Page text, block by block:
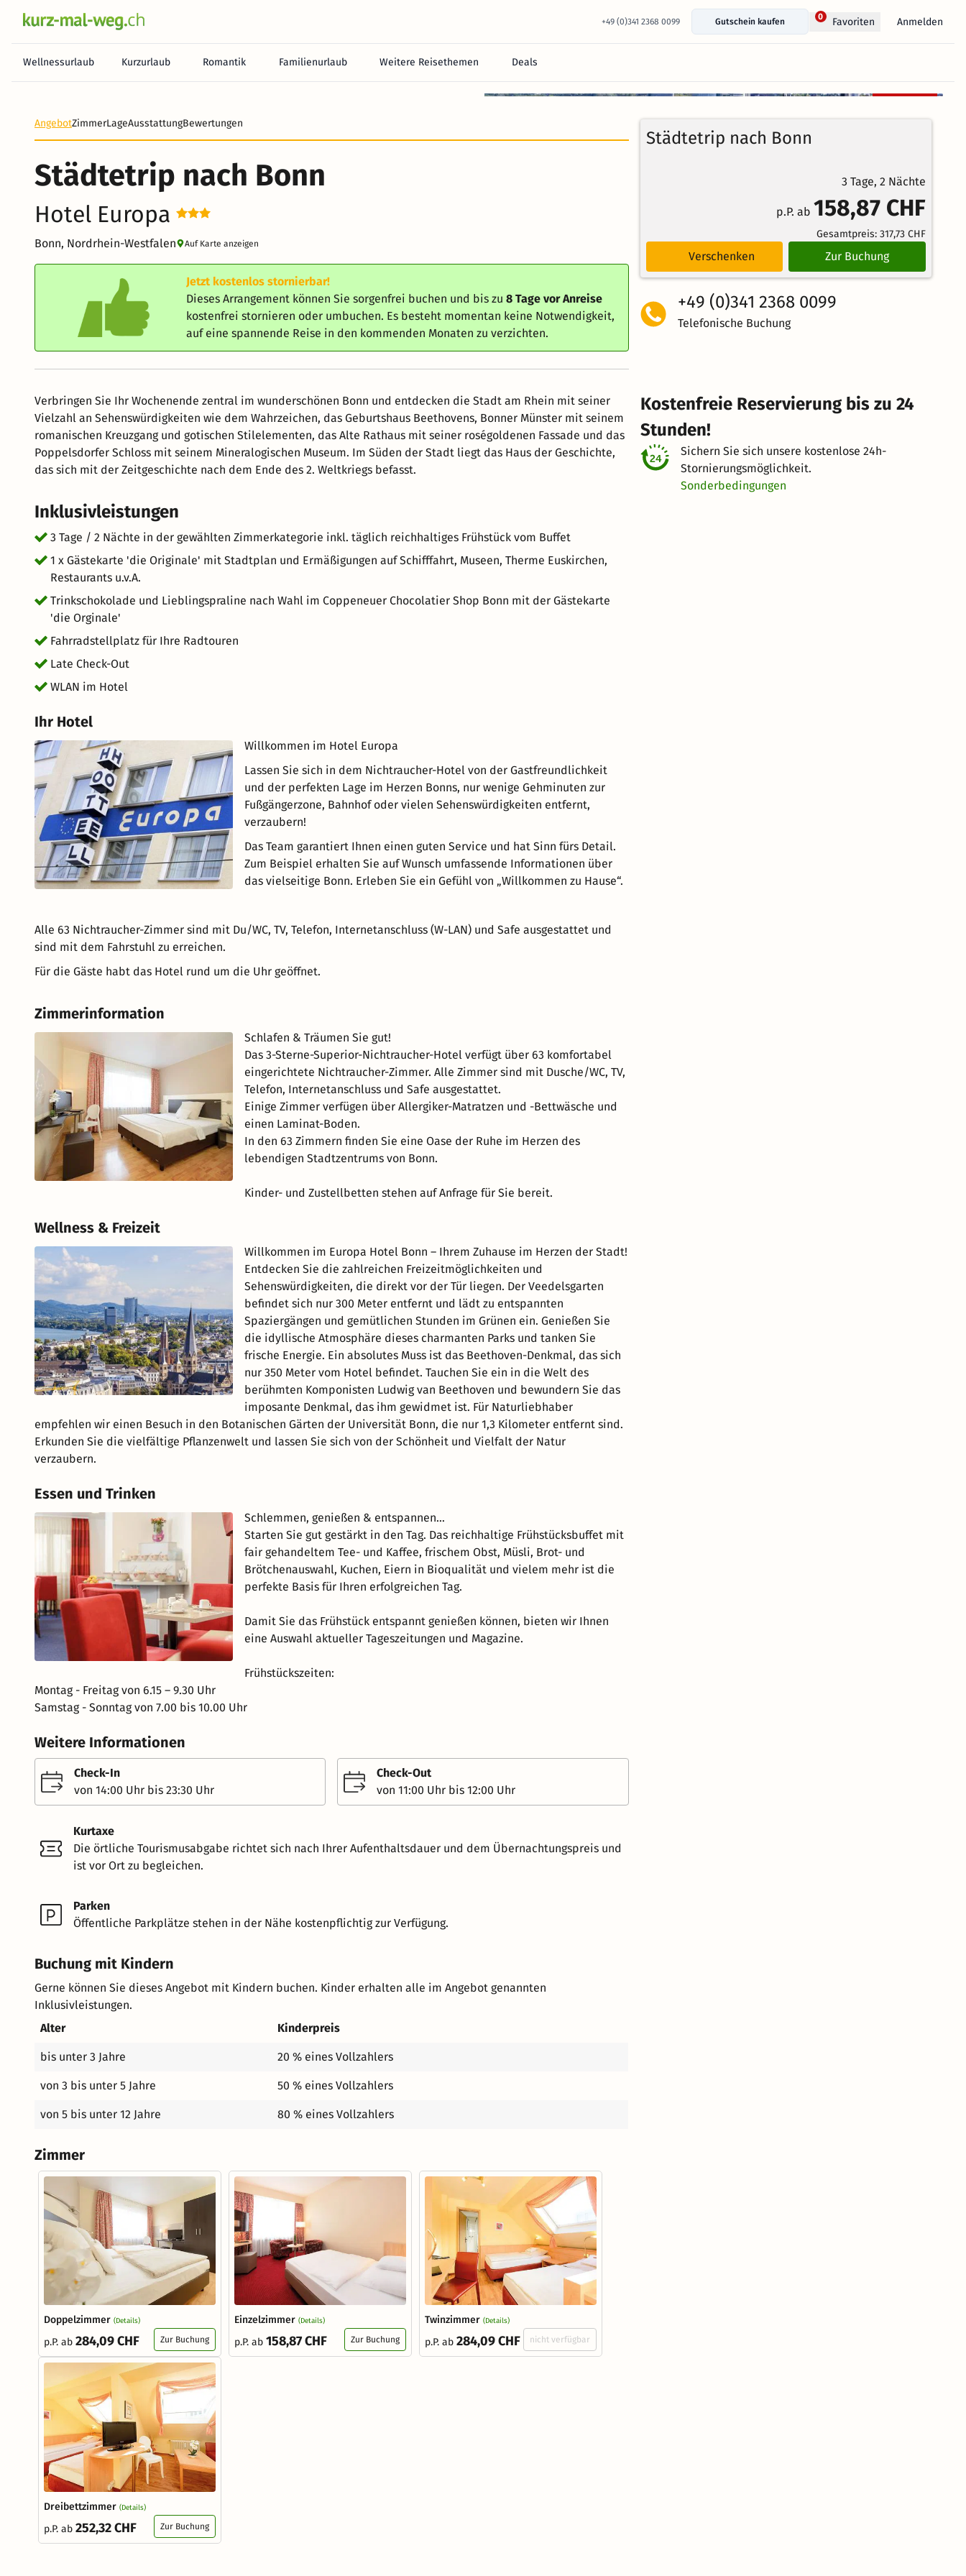
+49 (0)341 2368 0099 Gutschein kaufen
0 Favoriten Anmelden
Wellnessurlaub Kurzurlaub Romantik Familienurlaub Weitere Reisethemen Deals
100%
Bewertungen
stornierbar
AngebotZimmerLageAusstattungBewertungen
Städtetrip nach Bonn
Hotel Europa
Bonn, Nordrhein-Westfalen Auf Karte anzeigen
Jetzt kostenlos stornierbar!
Dieses Arrangement können Sie sorgenfrei buchen und bis zu8 Tage vor Anreise
kostenfrei stornieren oder umbuchen. Es besteht momentan keine Notwendigkeit,
auf eine spannende Reise in den kommenden Monaten zu verzichten.
Verbringen Sie Ihr Wochenende zentral im wunderschönen Bonn und entdecken die Stadt am Rhein mit seiner
Vielzahl an Sehenswürdigkeiten wie dem Wahrzeichen, das Geburtshaus Beethovens, Bonner Münster mit seinem
romanischen Kreuzgang und gotischen Stilelementen, das Alte Rathaus mit seiner roségoldenen Fassade und das
Poppelsdorfer Schloss mit seinem Mineralogischen Museum. Im Süden der Stadt liegt das Haus der Geschichte,
das sich mit der Zeitgeschichte nach dem Ende des 2. Weltkriegs befasst.
Inklusivleistungen
3 Tage / 2 Nächte in der gewählten Zimmerkategorie inkl. täglich reichhaltiges Frühstück vom Buffet
1 x Gästekarte 'die Originale' mit Stadtplan und Ermäßigungen auf Schifffahrt, Museen, Therme Euskirchen,
Restaurants u.v.A.
Trinkschokolade und Lieblingspraline nach Wahl im Coppeneuer Chocolatier Shop Bonn mit der Gästekarte
'die Orginale'
Fahrradstellplatz für Ihre Radtouren
Late Check-Out
WLAN im Hotel
Ihr Hotel
Willkommen im Hotel Europa
Lassen Sie sich in dem Nichtraucher-Hotel von der Gastfreundlichkeit
und der perfekten Lage im Herzen Bonns, nur wenige Gehminuten zur
Fußgängerzone, Bahnhof oder vielen Sehenswürdigkeiten entfernt,
verzaubern!
Das Team garantiert Ihnen einen guten Service und hat Sinn fürs Detail.
Zum Beispiel erhalten Sie auf Wunsch umfassende Informationen über
das vielseitige Bonn. Erleben Sie ein Gefühl von „Willkommen zu Hause“.
Alle 63 Nichtraucher-Zimmer sind mit Du/WC, TV, Telefon, Internetanschluss (W-LAN) und Safe ausgestattet und
sind mit dem Fahrstuhl zu erreichen.
Für die Gäste habt das Hotel rund um die Uhr geöffnet.
Zimmerinformation
Schlafen & Träumen Sie gut!
Das 3-Sterne-Superior-Nichtraucher-Hotel verfügt über 63 komfortabel
eingerichtete Nichtraucher-Zimmer. Alle Zimmer sind mit Dusche/WC, TV,
Telefon, Internetanschluss und Safe ausgestattet.
Einige Zimmer verfügen über Allergiker-Matratzen und -Bettwäsche und
einen Laminat-Boden.
In den 63 Zimmern finden Sie eine Oase der Ruhe im Herzen des
lebendigen Stadtzentrums von Bonn.
Kinder- und Zustellbetten stehen auf Anfrage für Sie bereit.
Wellness & Freizeit
Willkommen im Europa Hotel Bonn – Ihrem Zuhause im Herzen der Stadt!
Entdecken Sie die zahlreichen Freizeitmöglichkeiten und
Sehenswürdigkeiten, die direkt vor der Tür liegen. Der Veedelsgarten
befindet sich nur 300 Meter entfernt und lädt zu entspannten
Spaziergängen und gemütlichen Stunden im Grünen ein. Genießen Sie
die idyllische Atmosphäre dieses charmanten Parks und tanken Sie
frische Energie. Ein absolutes Muss ist das Beethoven-Denkmal, das sich
nur 350 Meter vom Hotel befindet. Tauchen Sie ein in die Welt des
berühmten Komponisten Ludwig van Beethoven und bewundern Sie das
imposante Denkmal, das ihm gewidmet ist. Für Naturliebhaber
empfehlen wir einen Besuch in den Botanischen Gärten der Universität Bonn, die nur 1,3 Kilometer entfernt sind.
Erkunden Sie die vielfältige Pflanzenwelt und lassen Sie sich von der Schönheit und Vielfalt der Natur
verzaubern.
Essen und Trinken
Schlemmen, genießen & entspannen…
Starten Sie gut gestärkt in den Tag. Das reichhaltige Frühstücksbuffet mit
fair gehandeltem Tee- und Kaffee, frischem Obst, Müsli, Brot- und
Brötchenauswahl, Kuchen, Eiern in Bioqualität und vielem mehr ist die
perfekte Basis für Ihren erfolgreichen Tag.
Damit Sie das Frühstück entspannt genießen können, bieten wir Ihnen
eine Auswahl aktueller Tageszeitungen und Magazine.
Frühstückszeiten:
Montag - Freitag von 6.15 – 9.30 Uhr
Samstag - Sonntag von 7.00 bis 10.00 Uhr
Weitere Informationen
Check-In
von 14:00 Uhr bis 23:30 Uhr
Check-Out
von 11:00 Uhr bis 12:00 Uhr
Kurtaxe
Die örtliche Tourismusabgabe richtet sich nach Ihrer Aufenthaltsdauer und dem Übernachtungspreis und
ist vor Ort zu begleichen.
Parken
Öffentliche Parkplätze stehen in der Nähe kostenpflichtig zur Verfügung.
Buchung mit Kindern
Gerne können Sie dieses Angebot mit Kindern buchen. Kinder erhalten alle im Angebot genannten
Inklusivleistungen.
Alter
Kinderpreis
bis unter 3 Jahre 20 % eines Vollzahlers
von 3 bis unter 5 Jahre 50 % eines Vollzahlers
von 5 bis unter 12 Jahre 80 % eines Vollzahlers
Zimmer
Doppelzimmer (Details)
p.P. ab 284,09 CHF Zur Buchung
Einzelzimmer (Details)
p.P. ab 158,87 CHF Zur Buchung
Twinzimmer (Details)
p.P. ab 284,09 CHF nicht verfügbar
Dreibettzimmer (Details)
p.P. ab 252,32 CHF Zur Buchung
Städtetrip nach Bonn
3 Tage, 2 Nächte
p.P. ab 158,87 CHF
Gesamtpreis: 317,73 CHF
Verschenken Zur Buchung
+49 (0)341 2368 0099
Telefonische Buchung
Kostenfreie Reservierung bis zu 24
Stunden!
Sichern Sie sich unsere kostenlose 24h-
Stornierungsmöglichkeit.
Sonderbedingungen